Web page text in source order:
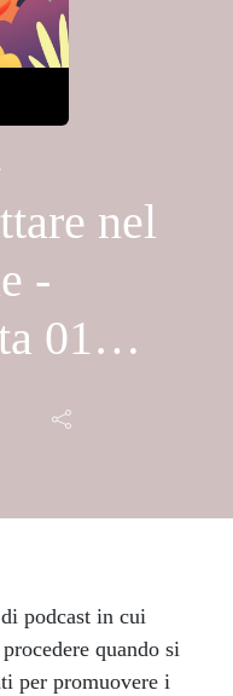
nel
-
01
podcast in cui
quando si
per promuovere i